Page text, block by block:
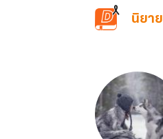
ข้ามไปยังเนื้อหาหลัก
นิยาย